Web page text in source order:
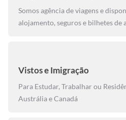
Somos agência de viagens e
alojamento, seguros e bilhetes de
Vistos e Imigração
Para Estudar, Trabalhar ou
Austrália e Canadá